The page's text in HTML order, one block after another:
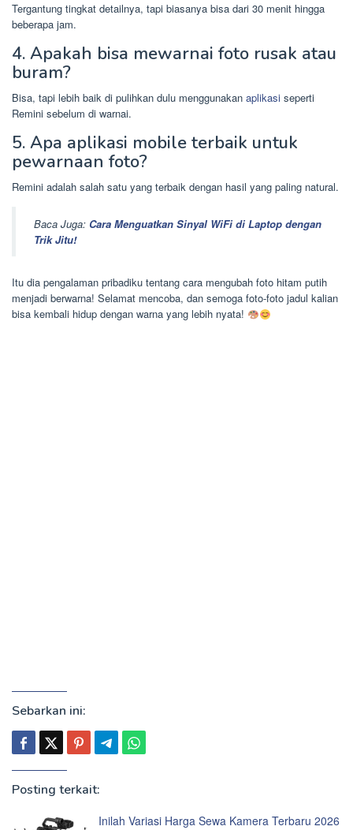
Tergantung tingkat detailnya, tapi biasanya bisa dari 30 menit hingga
beberapa jam.
4. Apakah bisa mewarnai foto rusak atau
buram?
Bisa, tapi lebih baik di pulihkan dulu menggunakan aplikasi seperti
Remini sebelum di warnai.
5. Apa aplikasi mobile terbaik untuk
pewarnaan foto?
Remini adalah salah satu yang terbaik dengan hasil yang paling natural.
Baca Juga: Cara Menguatkan Sinyal WiFi di Laptop dengan
Trik Jitu!
Itu dia pengalaman pribadiku tentang cara mengubah foto hitam putih
menjadi berwarna! Selamat mencoba, dan semoga foto-foto jadul kalian
bisa kembali hidup dengan warna yang lebih nyata!
Sebarkan ini:
Posting terkait:
Inilah Variasi Harga Sewa Kamera Terbaru 2026